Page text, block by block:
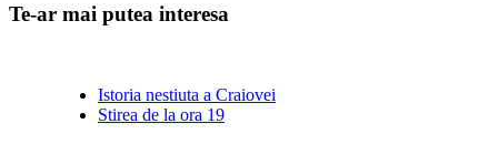
Te-ar mai putea interesa
Istoria nestiuta a Craiovei
Stirea de la ora 19